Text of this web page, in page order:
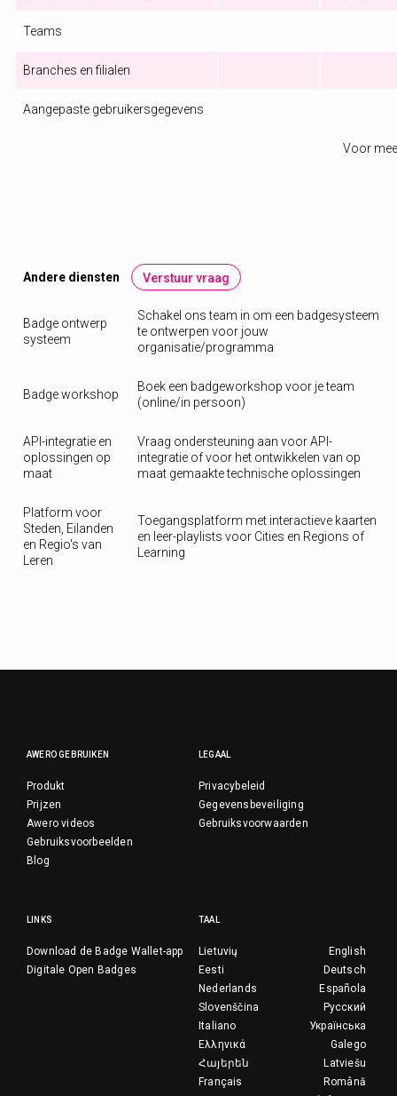
Teams
Branches en filialen
Aangepaste gebruikersgegevens
Voor
Andere diensten Verstuur vraag
Badge ontwerp
systeem
Schakel ons team in om een badgesysteem
te ontwerpen voor jouw
organisatie/programma
Badge workshop
Boek een badgeworkshop voor je team
(online/in persoon)
API-integratie en
oplossingen op
maat
Vraag ondersteuning aan voor API-
integratie of voor het ontwikkelen van op
maat gemaakte technische oplossingen
Platform voor
Steden, Eilanden
en Regio's van
Leren
Toegangsplatform met interactieve kaarten
en leer-playlists voor Cities en Regions of
Learning
AWERO GEBRUIKEN
Produkt
Prijzen
Awero videos
Gebruiksvoorbeelden
Blog
LEGAAL
Privacybeleid
Gegevensbeveiliging
Gebruiksvoorwaarden
LINKS
Download de Badge Wallet-app
Digitale Open Badges
TAAL
English
Lietuvių
Deutsch
Eesti
Española
Nederlands
Русский
Slovenščina
Українська
Italiano
Galego
Ελληνικά
Latviešu
Հայերեն
Română
Français